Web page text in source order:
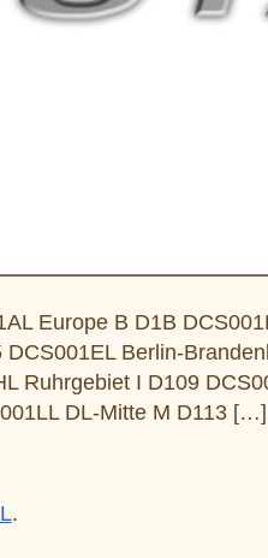
Europe B D1B
Berlin-
Ruhrgebiet I D109
DL-Mitte M D113 […]
.